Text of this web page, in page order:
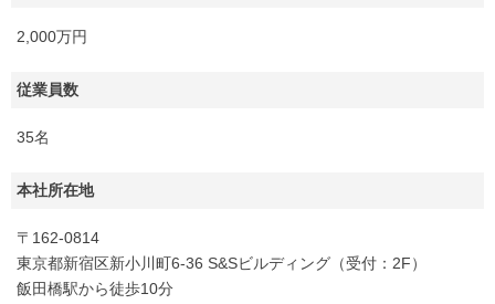
2,000万円
従業員数
35名
本社所在地
〒162-0814
東京都新宿区新小川町6-36 S&Sビルディング（受付：2F）
飯田橋駅から徒歩10分